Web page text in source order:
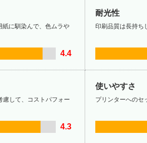
紙に馴染んで、色ムラや
4.4
耐光性
印刷品質は長持ち
慮して、コストパフォー
4.3
使いやすさ
プリンターへのセ